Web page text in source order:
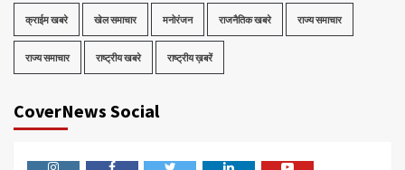
क्राईम खबरे खेल समाचार मनोरंजन राजनैतिक खबरे राज्य समाचार
राज्य समाचार राष्ट्रीय खबरे राष्ट्रीय ख़बरें
CoverNews Social